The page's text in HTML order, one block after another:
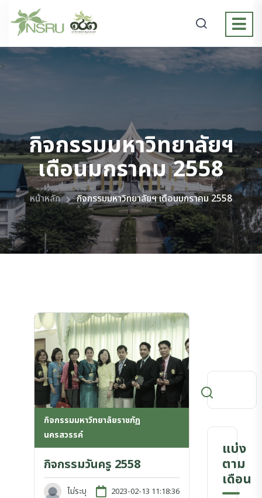
>
กิจกรรมมหาวิทยาลัยฯ
เดือนมกราคม 2558
หน้าหลัก กิจกรรมมหาวิทยาลัยฯ เดือนมกราคม 2558
กิจกรรมมหาวิทยาลัยราชภัฏ
นครสวรรค์
กิจกรรมวันครู 2558
ไม่ระบุ 2023-02-13 11:18:36
แบ่ง
ตาม
เดือน